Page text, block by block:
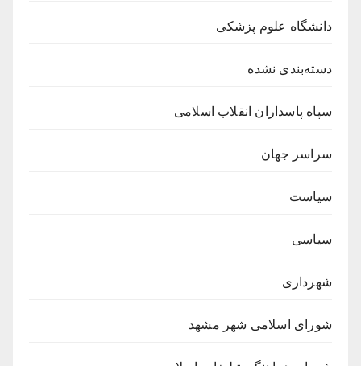
دانشگاه علوم پزشکی
دسته‌بندی نشده
سپاه پاسداران انقلاب اسلامی
سراسر جهان
سیاست
سیاسی
شهرداری
شورای اسلامی شهر مشهد